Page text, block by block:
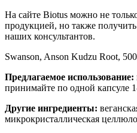
На сайте Biotus можно не
продукцией, но также
наших консультантов.
Swanson, Anson Kudzu Root,
Предлагаемое использование:
принимайте по одной капсуле
Другие ингредиенты:
микрокристаллическая